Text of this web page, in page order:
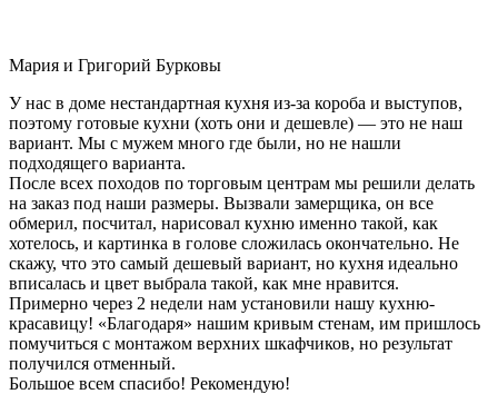
Мария и Григорий Бурковы
У нас в доме нестандартная кухня из-за короба и выступов,
поэтому готовые кухни (хоть они и дешевле) — это не наш
вариант. Мы с мужем много где были, но не нашли
подходящего варианта.
После всех походов по торговым центрам мы решили делать
на заказ под наши размеры. Вызвали замерщика, он все
обмерил, посчитал, нарисовал кухню именно такой, как
хотелось, и картинка в голове сложилась окончательно. Не
скажу, что это самый дешевый вариант, но кухня идеально
вписалась и цвет выбрала такой, как мне нравится.
Примерно через 2 недели нам установили нашу кухню-
красавицу! «Благодаря» нашим кривым стенам, им пришлось
помучиться с монтажом верхних шкафчиков, но результат
получился отменный.
Большое всем спасибо! Рекомендую!